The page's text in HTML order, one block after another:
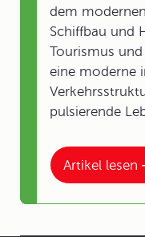
Artikel lesen
dem
Schiffbau und
Tourismus
eine moderne
pulsierende